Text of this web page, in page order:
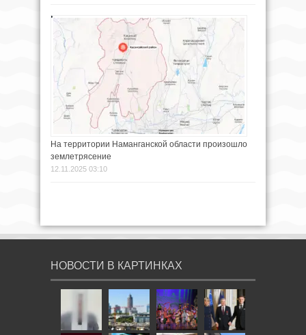
На территории Наманганской области произошло
землетрясение
12.11.2025 03:10
НОВОСТИ В КАРТИНКАХ